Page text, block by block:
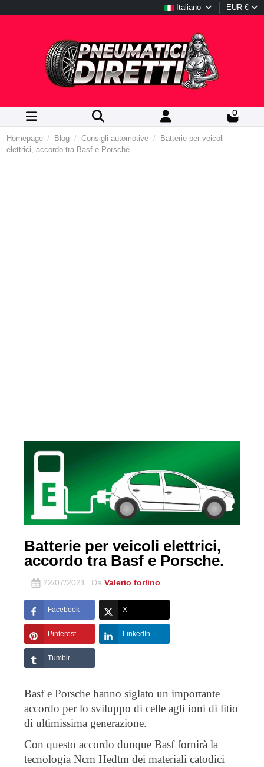
Italiano EUR €
0
Homepage Blog Consigli automotive
Batterie per veicoli
elettrici, accordo tra Basf e Porsche.
Batterie per veicoli elettrici,
accordo tra Basf e Porsche.
22/07/2021 Da Valerio forlino
Facebook X
Pinterest LinkedIn
Tumblr
Basf e Porsche hanno siglato un importante
accordo per lo sviluppo di celle agli ioni di litio
di ultimissima generazione.
Con questo accordo dunque Basf fornirà la
tecnologia Ncm Hedtm dei materiali catodici